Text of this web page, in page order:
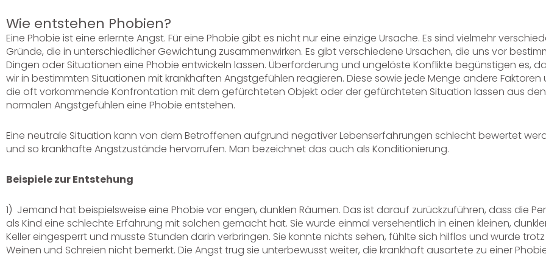
Wie entstehen Phobien?
Eine Phobie ist eine erlernte Angst. Für eine Phobie gibt es nicht nur eine einzige Ursache. Es sind vielmehr
Gründe, die in unterschiedlicher Gewichtung zusammenwirken. Es gibt verschiedene Ursachen, die uns vor
Dingen oder Situationen eine Phobie entwickeln lassen. Überforderung und ungelöste Konflikte begünstigen es,
wir in bestimmten Situationen mit krankhaften Angstgefühlen reagieren. Diese sowie jede Menge andere Faktoren
die oft vorkommende Konfrontation mit dem gefürchteten Objekt oder der gefürchteten Situation lassen aus den
normalen Angstgefühlen eine Phobie entstehen.
Eine neutrale Situation kann von dem Betroffenen aufgrund negativer Lebenserfahrungen schlecht bewertet
und so krankhafte Angstzustände hervorrufen. Man bezeichnet das auch als Konditionierung.
Beispiele zur Entstehung
1) Jemand hat beispielsweise eine Phobie vor engen, dunklen Räumen. Das ist darauf zurückzuführen, dass die
als Kind eine schlechte Erfahrung mit solchen gemacht hat. Sie wurde einmal versehentlich in einen kleinen,
Keller eingesperrt und musste Stunden darin verbringen. Sie konnte nichts sehen, fühlte sich hilflos und wurde trotz
Weinen und Schreien nicht bemerkt. Die Angst trug sie unterbewusst weiter, die krankhaft ausartete zu einer